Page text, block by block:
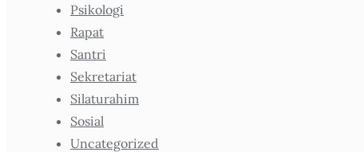
Psikologi
Rapat
Santri
Sekretariat
Silaturahim
Sosial
Uncategorized